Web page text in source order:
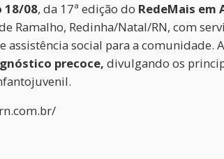
18/08, da 17ª edição do RedeMais em
Ramalho, Redinha/Natal/RN, com
assistência social para a comunidade.
precoce, divulgando os